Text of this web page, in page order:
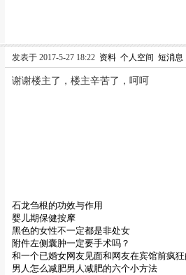
发表于 2017-5-27 18:22 资料 个人空间 短消息
谢谢楼主了，楼主辛苦了，呵呵
石龙刍根的功效与作用
婴儿期保健按摩
黑色的女性不一定都是非处女
附件左侧囊肿一定要手术吗？
和一个已婚女网友见面和网友在宾馆前疯
男人怎么减肥男人减肥的六个小方法